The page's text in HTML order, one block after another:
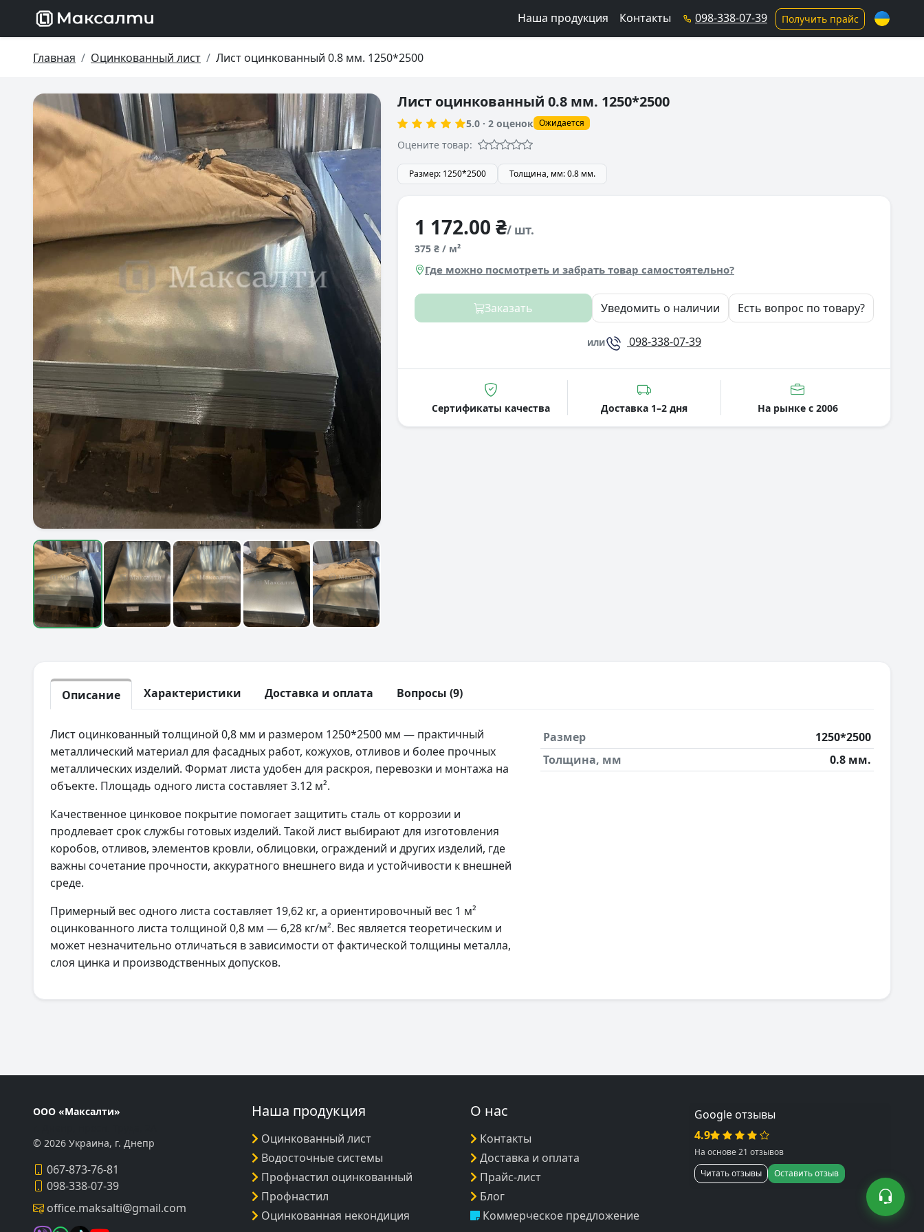
Наша продукция Контакты 098-338-07-39 Получить прайс
Главная Оцинкованный лист Лист оцинкованный 0.8 мм. 1250*2500
Лист оцинкованный 0.8 мм. 1250*2500
5.0 · 2 оценок Ожидается
Оцените товар:
Размер: 1250*2500 Толщина, мм: 0.8 мм.
1 172.00 ₴/ шт.
375 ₴ / м²
Где можно посмотреть и забрать товар самостоятельно?
Заказать Уведомить о наличии Есть вопрос по товару?
или 098-338-07-39
Сертификаты качества Доставка 1–2 дня На рынке с 2006
Описание Характеристики Доставка и оплата Вопросы (9)
Лист оцинкованный толщиной 0,8 мм и размером 1250*2500 мм — практичный
металлический материал для фасадных работ, кожухов, отливов и более прочных
металлических изделий. Формат листа удобен для раскроя, перевозки и монтажа на
объекте. Площадь одного листа составляет 3.12 м².
Качественное цинковое покрытие помогает защитить сталь от коррозии и
продлевает срок службы готовых изделий. Такой лист выбирают для изготовления
коробов, отливов, элементов кровли, облицовки, ограждений и других изделий, где
важны сочетание прочности, аккуратного внешнего вида и устойчивости к внешней
среде.
Примерный вес одного листа составляет 19,62 кг, а ориентировочный вес 1 м²
оцинкованного листа толщиной 0,8 мм — 6,28 кг/м². Вес является теоретическим и
может незначительно отличаться в зависимости от фактической толщины металла,
слоя цинка и производственных допусков.
Размер
1250*2500
Толщина, мм
0.8 мм.
ООО «Максалти»
© 2026 Украина, г. Днепр
067-873-76-81
098-338-07-39
office.maksalti@gmail.com
Наша продукция
Оцинкованный лист
Водосточные системы
Профнастил оцинкованный
Профнастил
Оцинкованная некондиция
О нас
Контакты
Доставка и оплата
Прайс-лист
Блог
Коммерческое предложение
Google отзывы
4.9
На основе 21 отзывов
Читать отзывы
Оставить отзыв